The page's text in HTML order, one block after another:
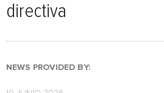
directiva
NEWS PROVIDED BY: